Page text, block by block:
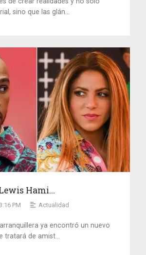
sino que las glán...
Hami...
PM Actualidad
ya encontró un nuevo
tratará de amist...